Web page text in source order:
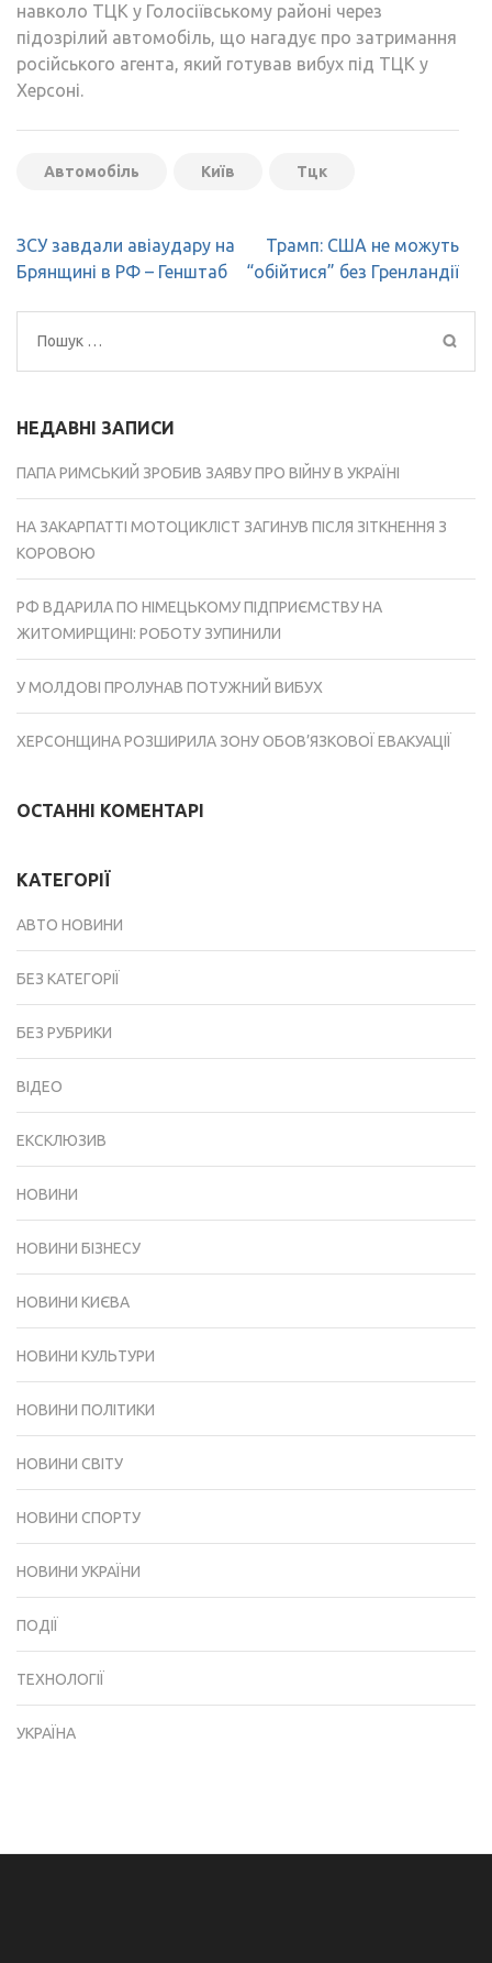
навколо ТЦК у Голосіївському районі через
підозрілий автомобіль, що нагадує про затримання
російського агента, який готував вибух під ТЦК у
Херсоні.
Автомобіль Київ Тцк
Навігація
записів
ЗСУ завдали авіаудару на
Брянщині в РФ – Генштаб
Трамп: США не можуть
“обійтися” без Гренландії
Пошук:
НЕДАВНІ ЗАПИСИ
ПАПА РИМСЬКИЙ ЗРОБИВ ЗАЯВУ ПРО ВІЙНУ В УКРАЇНІ
НА ЗАКАРПАТТІ МОТОЦИКЛІСТ ЗАГИНУВ ПІСЛЯ ЗІТКНЕННЯ З
КОРОВОЮ
РФ ВДАРИЛА ПО НІМЕЦЬКОМУ ПІДПРИЄМСТВУ НА
ЖИТОМИРЩИНІ: РОБОТУ ЗУПИНИЛИ
У МОЛДОВІ ПРОЛУНАВ ПОТУЖНИЙ ВИБУХ
ХЕРСОНЩИНА РОЗШИРИЛА ЗОНУ ОБОВ’ЯЗКОВОЇ ЕВАКУАЦІЇ
ОСТАННІ КОМЕНТАРІ
КАТЕГОРІЇ
АВТО НОВИНИ
БЕЗ КАТЕГОРІЇ
БЕЗ РУБРИКИ
ВІДЕО
ЕКСКЛЮЗИВ
НОВИНИ
НОВИНИ БІЗНЕСУ
НОВИНИ КИЄВА
НОВИНИ КУЛЬТУРИ
НОВИНИ ПОЛІТИКИ
НОВИНИ СВІТУ
НОВИНИ СПОРТУ
НОВИНИ УКРАЇНИ
ПОДІЇ
ТЕХНОЛОГІЇ
УКРАЇНА